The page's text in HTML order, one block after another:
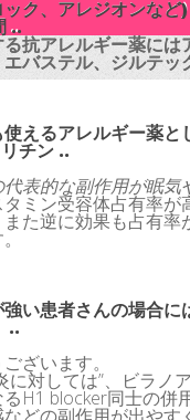
ク、アレジオンなど
..
抗アレルギー薬には
バステル、ジルテ
えるアレルギー薬
チン ..
表的な副作用が眠気
ミン受容体占有率が
た逆に効果も占有率
い患者さんの場合に
..
ざいます。
に対しては”、ビラノ
H1 blocker同士の併
ク、アレジオンなど
..
抗アレルギー薬には
バステル、ジルテ